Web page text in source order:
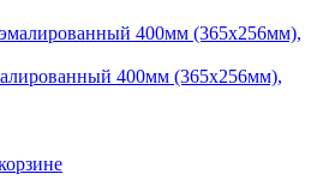
400мм (365х256мм),